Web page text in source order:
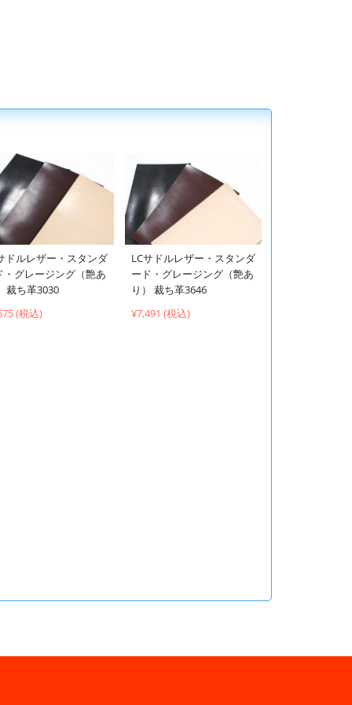
ドルレザー・スタンダ
・グレージング（艶あ
裁ち革3030
(税込)
LCサドルレザー・スタンダ
ード・グレージング（艶あ
り） 裁ち革3646
¥7,491 (税込)